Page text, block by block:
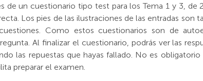
un cuestionario tipo test para los Tema 1 y 3, de
Los pies de las ilustraciones de las entradas son
Como estos cuestionarios son de
Al finalizar el cuestionario, podrás ver las
las repuestas que hayas fallado. No es
preparar el examen.